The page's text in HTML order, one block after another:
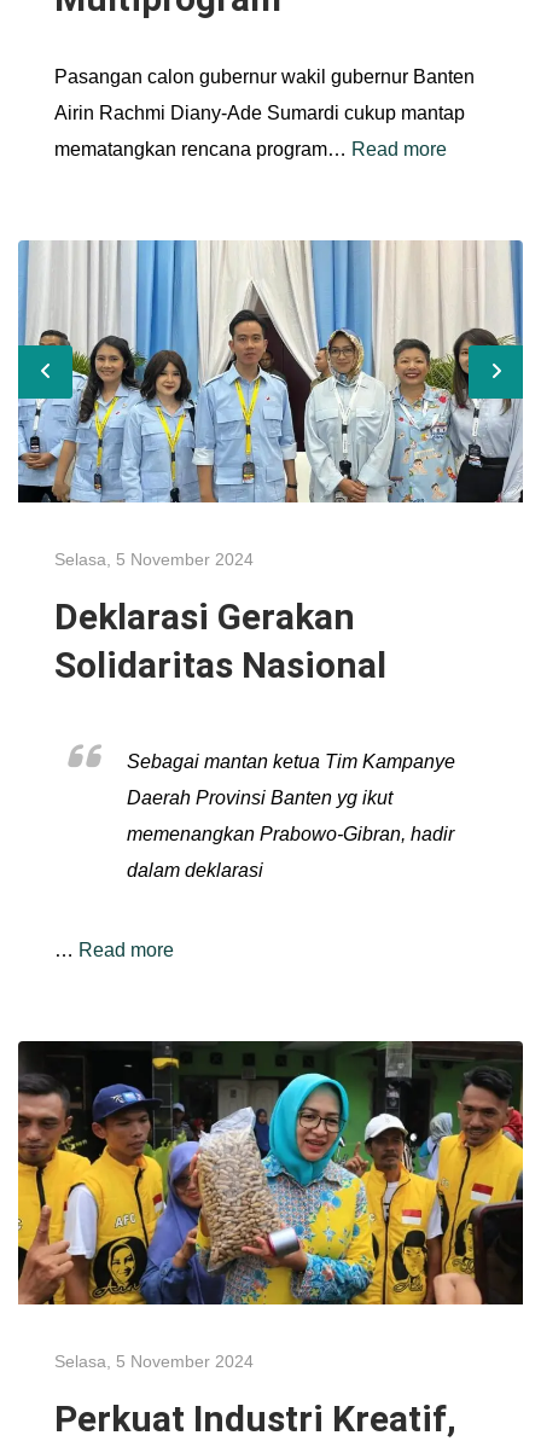
Pasangan calon gubernur wakil gubernur Banten
Airin Rachmi Diany-Ade Sumardi cukup mantap
mematangkan rencana program… Read more
Selasa, 5 November 2024
Deklarasi Gerakan
Solidaritas Nasional
Sebagai mantan ketua Tim Kampanye
Daerah Provinsi Banten yg ikut
memenangkan Prabowo-Gibran, hadir
dalam deklarasi
… Read more
Selasa, 5 November 2024
Perkuat Industri Kreatif,